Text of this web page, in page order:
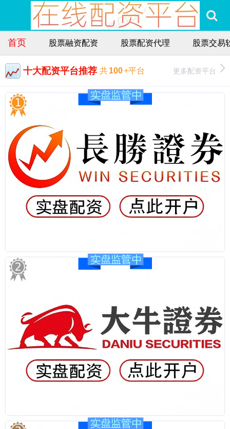
首页 股票融资配资 股票配资代理 股票交易
十大配资平台推荐 共100+平台 更多配资平台